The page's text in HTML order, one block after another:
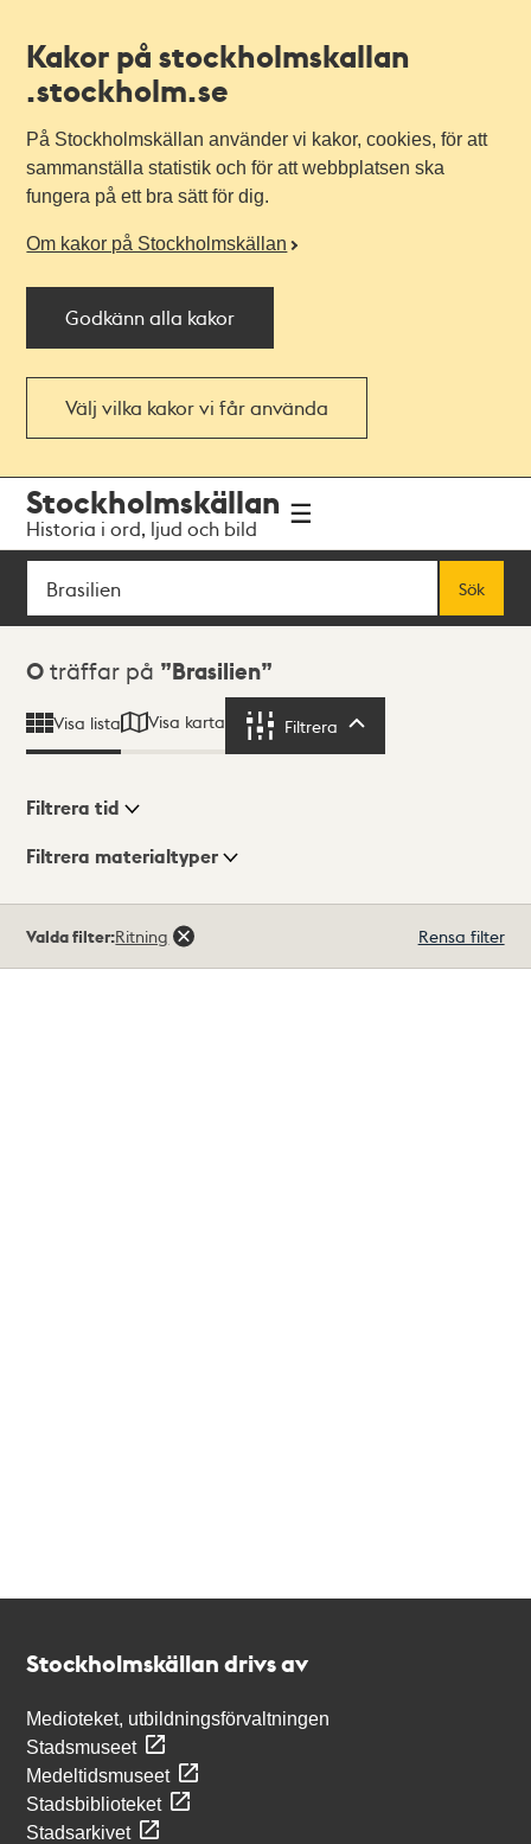
Kakor på stockholmskallan
.stockholm.se
På Stockholmskällan använder vi kakor, cookies, för att
sammanställa statistik och för att webbplatsen ska
fungera på ett bra sätt för dig.
Om kakor på Stockholmskällan
Godkänn alla kakor
Välj vilka kakor vi får använda
navigationen
huvudinnehållet
Stockholmskällan
Historia i ord, ljud och bild
Sök
Sök
Sökresultat
0 träffar på Brasilien
Visa lista Visa karta Filtrera
Visningsläge
Filtrera tid
Filtrera materialtyper
träffar
Valda filter:Ritning Rensa filter
Stockholmskällan drivs av
Medioteket, utbildningsförvaltningen
Stadsmuseet
Medeltidsmuseet
Stadsbiblioteket
Stadsarkivet